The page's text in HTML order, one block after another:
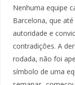
Nenhuma equipe
Barcelona, que
autoridade e
contradições. A
rodada, não foi
símbolo de uma